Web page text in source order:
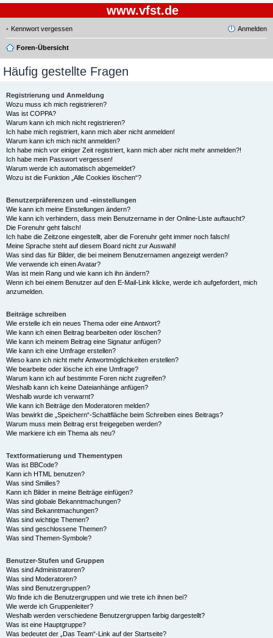
www.vfst.de
Kennwort vergessen Anmelden
Foren-Übersicht
Häufig gestellte Fragen
Registrierung und Anmeldung
Wozu muss ich mich registrieren?
Was ist COPPA?
Warum kann ich mich nicht registrieren?
Ich habe mich registriert, kann mich aber nicht anmelden!
Warum kann ich mich nicht anmelden?
Ich habe mich vor einiger Zeit registriert, kann mich aber nicht mehr anmelden?!
Ich habe mein Passwort vergessen!
Warum werde ich automatisch abgemeldet?
Wozu ist die Funktion „Alle Cookies löschen“?
Benutzerpräferenzen und -einstellungen
Wie kann ich meine Einstellungen ändern?
Wie kann ich verhindern, dass mein Benutzername in der Online-Liste auftaucht?
Die Forenuhr geht falsch!
Ich habe die Zeitzone eingestellt, aber die Forenuhr geht immer noch falsch!
Meine Sprache steht auf diesem Board nicht zur Auswahl!
Was sind das für Bilder, die bei meinem Benutzernamen angezeigt werden?
Wie verwende ich einen Avatar?
Was ist mein Rang und wie kann ich ihn ändern?
Wenn ich bei einem Benutzer auf den E-Mail-Link klicke, werde ich aufgefordert, mich
anzumelden.
Beiträge schreiben
Wie erstelle ich ein neues Thema oder eine Antwort?
Wie kann ich einen Beitrag bearbeiten oder löschen?
Wie kann ich meinem Beitrag eine Signatur anfügen?
Wie kann ich eine Umfrage erstellen?
Wieso kann ich nicht mehr Antwortmöglichkeiten erstellen?
Wie bearbeite oder lösche ich eine Umfrage?
Warum kann ich auf bestimmte Foren nicht zugreifen?
Weshalb kann ich keine Dateianhänge anfügen?
Weshalb wurde ich verwarnt?
Wie kann ich Beiträge den Moderatoren melden?
Was bewirkt die „Speichern“-Schaltfläche beim Schreiben eines Beitrags?
Warum muss mein Beitrag erst freigegeben werden?
Wie markiere ich ein Thema als neu?
Textformatierung und Thementypen
Was ist BBCode?
Kann ich HTML benutzen?
Was sind Smilies?
Kann ich Bilder in meine Beiträge einfügen?
Was sind globale Bekanntmachungen?
Was sind Bekanntmachungen?
Was sind wichtige Themen?
Was sind geschlossene Themen?
Was sind Themen-Symbole?
Benutzer-Stufen und Gruppen
Was sind Administratoren?
Was sind Moderatoren?
Was sind Benutzergruppen?
Wo finde ich die Benutzergruppen und wie trete ich ihnen bei?
Wie werde ich Gruppenleiter?
Weshalb werden verschiedene Benutzergruppen farbig dargestellt?
Was ist eine Hauptgruppe?
Was bedeutet der „Das Team“-Link auf der Startseite?